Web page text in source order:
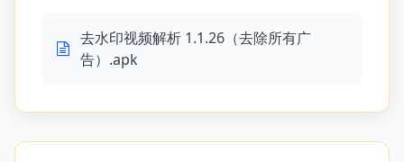
去水印视频解析 1.1.26（去除所有广
告）.apk